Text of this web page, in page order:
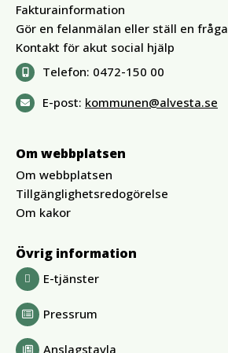
Fakturainformation
Gör en felanmälan eller ställ en fråga
Kontakt för akut social hjälp
Telefon: 0472-150 00
E-post: kommunen@alvesta.se
Om webbplatsen
Om webbplatsen
Tillgänglighetsredogörelse
Om kakor
Övrig information
E-tjänster
Pressrum
Anslagstavla